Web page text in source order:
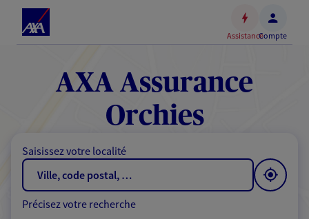
Accéder
contenu
principal
Accéder
au
de
AssistanceCompte
AXA Assurance
Orchies
Saisissez votre localité
Précisez votre recherche